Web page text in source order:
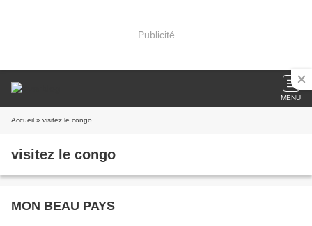
Publicité
MENU
Accueil » visitez le congo
visitez le congo
MON BEAU PAYS